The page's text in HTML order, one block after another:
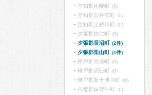
空知郡南幌町 (0)
空知郡奈井江町 (0)
空知郡上砂川町 (0)
夕張郡由仁町 (0)
夕張郡長沼町 (2件)
夕張郡栗山町 (1件)
樺戸郡月形町 (0)
樺戸郡浦臼町 (0)
樺戸郡新十津川町 (0)
雨竜郡妹背牛町 (0)